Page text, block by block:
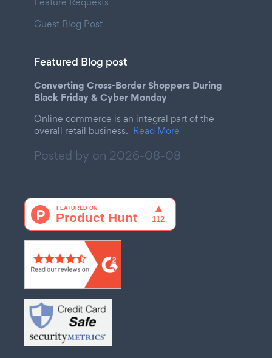
Guest Blog Post
Featured Blog post
Converting Cross-Border Shoppers During
Black Friday & Cyber Monday
Online commerce is an integral part of the
overall retail business. Read More
Posted by on 2026-08-08